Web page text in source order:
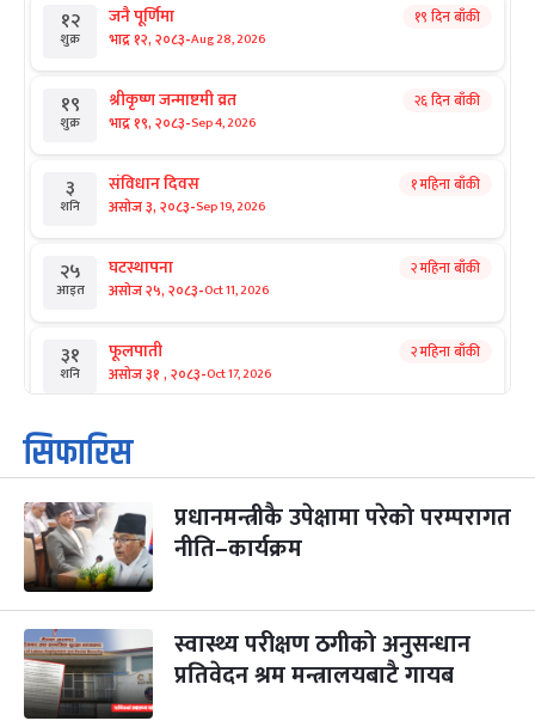
१२
शुक्र
जनै पूर्णिमा
भाद्र १२, २०८३-Aug 28, 2026
१९ दिन बाँकी
१९
शुक्र
श्रीकृष्ण जन्माष्टमी व्रत
भाद्र १९, २०८३-Sep 4, 2026
२६ दिन बाँकी
३
शनि
संविधान दिवस
असोज ३, २०८३-Sep 19, 2026
१ महिना बाँकी
२५
आइत
घटस्थापना
असोज २५, २०८३-Oct 11, 2026
२ महिना बाँकी
३१
शनि
फूलपाती
असोज ३१ , २०८३-Oct 17, 2026
२ महिना बाँकी
१
आइत
कार्तिक सङ्क्रान्ति
कार्तिक १, २०८३
३
मंगल
महानवमी
कार्तिक ३, २०८३-Oct 20, 2026
२ महिना बाँकी
४
बुध कार्तिक ४, २०८३ Oct 21, 2026
५
बिहि
पापा‌ङ्कुशा एकादशी व्रत
कार्तिक ५, २०८३
२ महिना बाँकी
सिफारिस
प्रधानमन्त्रीकै उपेक्षामा परेको परम्परागत
नीति–कार्यक्रम
स्वास्थ्य परीक्षण ठगीको अनुसन्धान
प्रतिवेदन श्रम मन्त्रालयबाटै गायब